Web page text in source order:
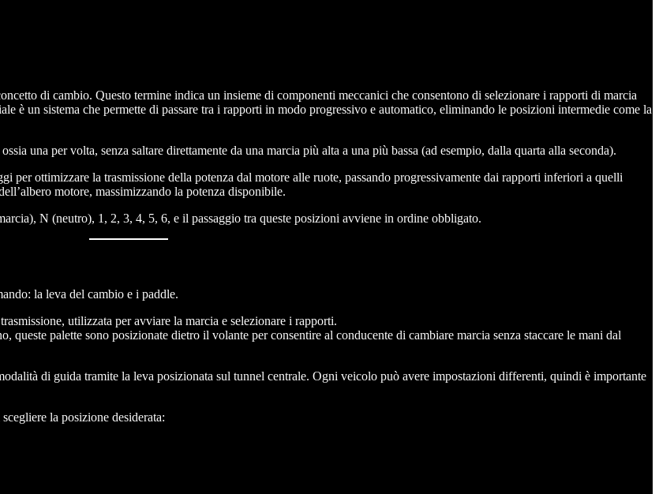
di cambio. Questo termine indica un insieme di componenti meccanici che consentono di selezionare i rapporti di marcia
è un sistema che permette di passare tra i rapporti in modo progressivo e automatico, eliminando le posizioni intermedie come la
una per volta, senza saltare direttamente da una marcia più alta a una più bassa (ad esempio, dalla quarta alla seconda).
ottimizzare la trasmissione della potenza dal motore alle ruote, passando progressivamente dai rapporti inferiori a quelli
motore, massimizzando la potenza disponibile.
N (neutro), 1, 2, 3, 4, 5, 6, e il passaggio tra queste posizioni avviene in ordine obbligato.
la leva del cambio e i paddle.
utilizzata per avviare la marcia e selezionare i rapporti.
palette sono posizionate dietro il volante per consentire al conducente di cambiare marcia senza staccare le mani dal
di guida tramite la leva posizionata sul tunnel centrale. Ogni veicolo può avere impostazioni differenti, quindi è importante
la posizione desiderata: